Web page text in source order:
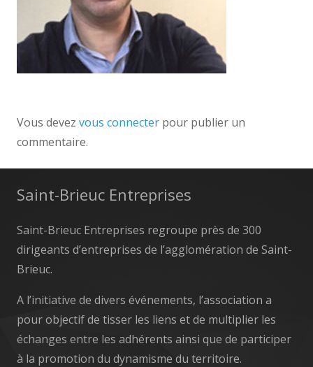
Vous devez vous connecter pour publier un
commentaire.
Saint-Brieuc Entreprises
Saint-Brieuc Entreprises regroupe près de 300
dirigeants d’entreprises de l’agglomération de Saint-
Brieuc.
A l’initiative de divers événements, l’association a
pour objectif de tisser les liens et de multiplier les
échanges entre les adhérents ainsi que de participer
à la promotion du dynamisme du territoire.